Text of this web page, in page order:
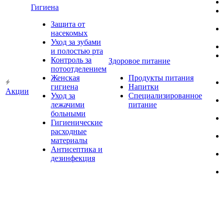
Акции
Гигиена
Защита от
насекомых
Уход за зубами
и полостью рта
Контроль за
потоотделением
Женская
гигиена
Уход за
лежачими
больными
Гигиенические
расходные
материалы
Антисептика и
дезинфекция
Здоровое питание
Продукты питания
Напитки
Специализированное
питание